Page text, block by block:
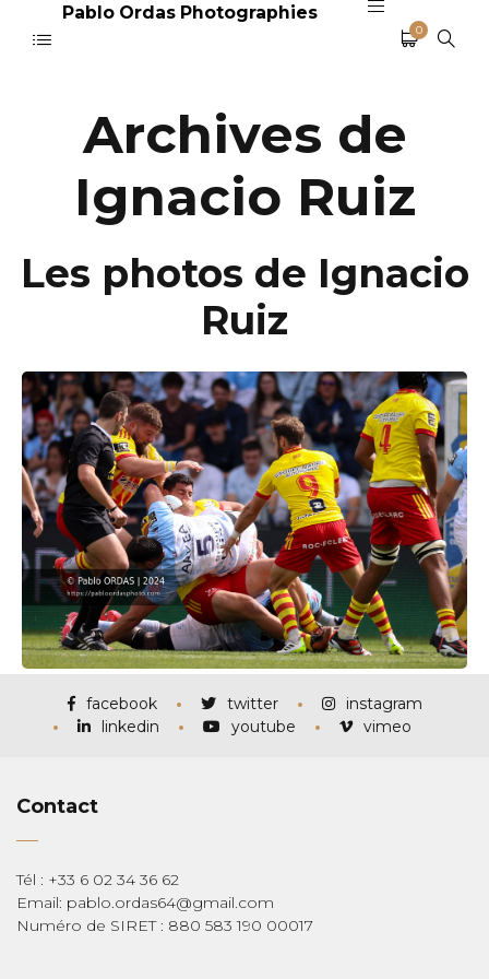
Pablo Ordas Photographies
0
Archives de
Ignacio Ruiz
Les photos de Ignacio
Ruiz
facebook twitter
instagram
linkedin
youtube vimeo
Contact
Tél : +33 6 02 34 36 62
Email: pablo.ordas64@gmail.com
Numéro de SIRET : 880 583 190 00017